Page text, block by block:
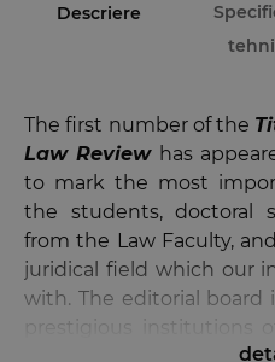
Descriere
The first number of the
Law Reviewhas
to mark the most
the students, doctoral
from the Law Faculty,
juridical field which our
with. The editorial board
the country and